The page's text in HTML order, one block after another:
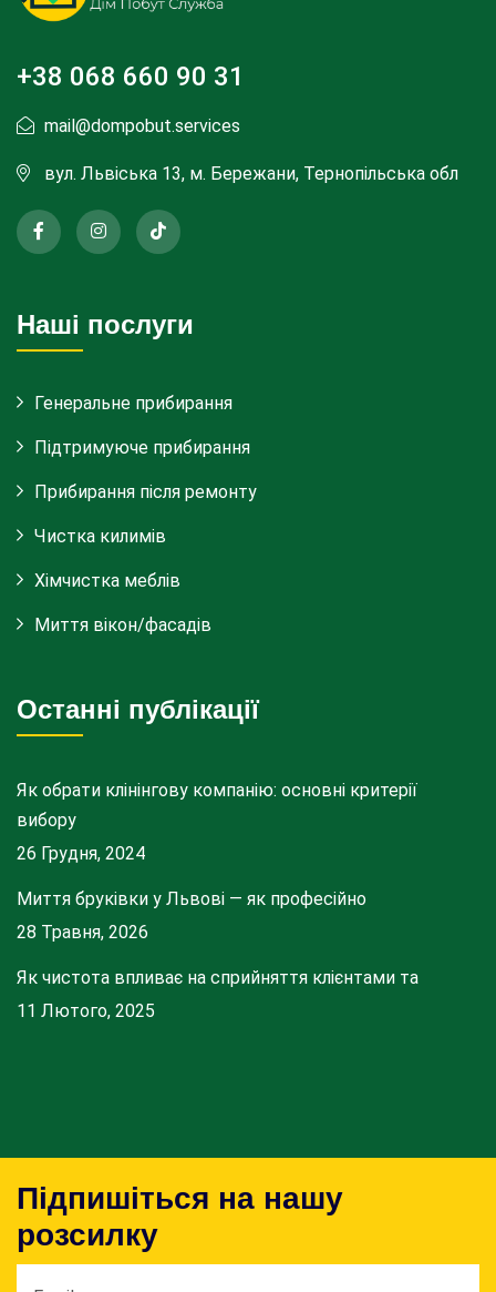
+38 068 660 90 31
mail@dompobut.services
вул. Львіська 13, м. Бережани, Тернопільська обл
Наші послуги
Генеральне прибирання
Підтримуюче прибирання
Прибирання після ремонту
Чистка килимів
Хімчистка меблів
Миття вікон/фасадів
Останні публікації
Як обрати клінінгову компанію: основні критерії
вибору
26 Грудня, 2024
Миття бруківки у Львові — як професійно
28 Травня, 2026
Як чистота впливає на сприйняття клієнтами та
11 Лютого, 2025
Підпишіться на нашу
розсилку